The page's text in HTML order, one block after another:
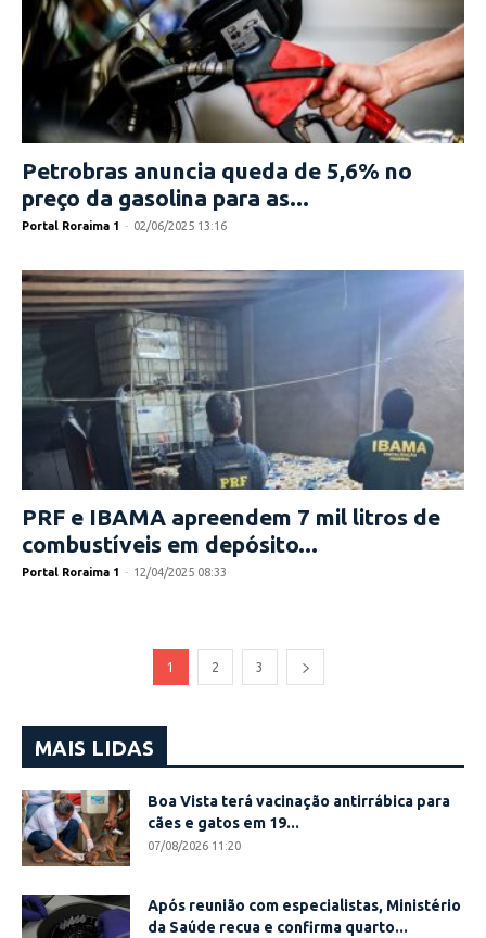
Petrobras anuncia queda de 5,6% no
preço da gasolina para as...
Portal Roraima 1 - 02/06/2025 13:16
PRF e IBAMA apreendem 7 mil litros de
combustíveis em depósito...
Portal Roraima 1 - 12/04/2025 08:33
1 2 3
MAIS LIDAS
Boa Vista terá vacinação antirrábica para
cães e gatos em 19...
07/08/2026 11:20
Após reunião com especialistas, Ministério
da Saúde recua e confirma quarto...